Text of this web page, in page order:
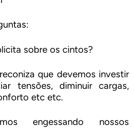
sobre os cintos?
que devemos investir
tensões, diminuir cargas,
etc etc.
engessando nossos